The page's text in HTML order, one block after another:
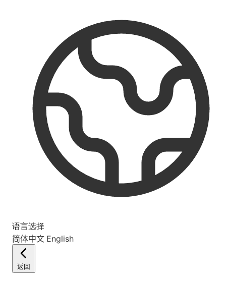
语言选择
简体中文 English
返回